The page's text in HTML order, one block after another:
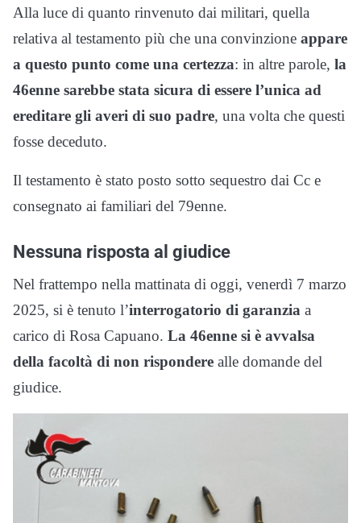
Alla luce di quanto rinvenuto dai militari, quella
relativa al testamento più che una convinzione appare
a questo punto come una certezza: in altre parole, la
46enne sarebbe stata sicura di essere l’unica ad
ereditare gli averi di suo padre, una volta che questi
fosse deceduto.
Il testamento è stato posto sotto sequestro dai Cc e
consegnato ai familiari del 79enne.
Nessuna risposta al giudice
Nel frattempo nella mattinata di oggi, venerdì 7 marzo
2025, si è tenuto l’interrogatorio di garanzia a
carico di Rosa Capuano. La 46enne si è avvalsa
della facoltà di non rispondere alle domande del
giudice.